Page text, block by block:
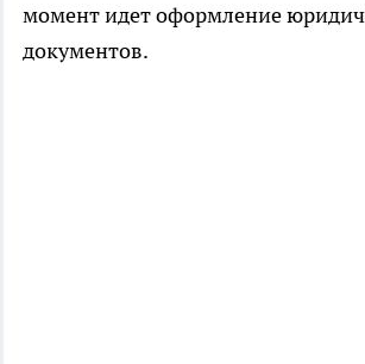
момент идет оформление
документов.